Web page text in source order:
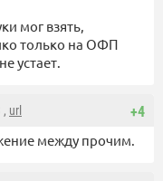
мог взять,
только на ОФП
устает.
+4
, url
между прочим.